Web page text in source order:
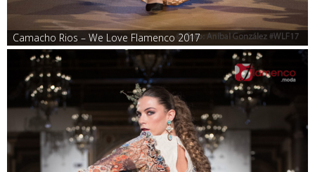
Camacho Rios – We Love Flamenco 2017